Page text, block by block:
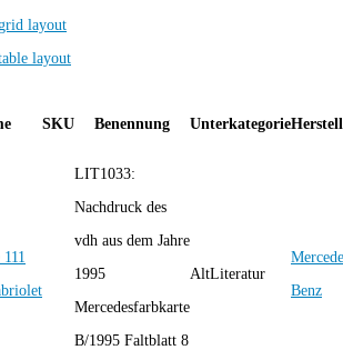
SKU Benennung Unterkategorie
LIT1033:
Nachdruck des
vdh aus dem Jahre
1995
Mercedesfarbkarte
B/1995 Faltblatt 8
AltLiteratur
Benz